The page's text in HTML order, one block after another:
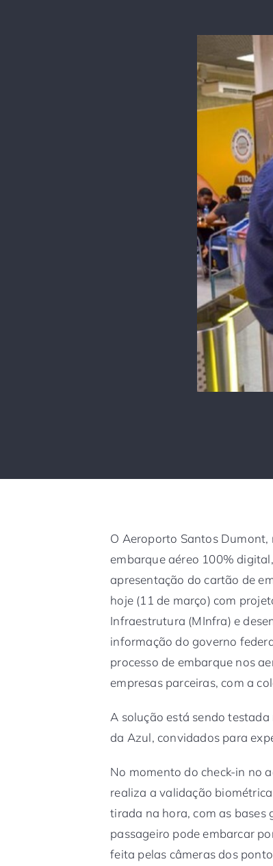
O Aeroporto Santos Dumont,
embarque aéreo 100%
apresentação do cartão de
hoje (11 de março) com
Infraestrutura (MInfra) e
informação do governo
processo de embarque nos
empresas parceiras, com a
A solução está sendo testada
da Azul, convidados para
No momento do check-in no
realiza a validação
tirada na hora, com as
passageiro pode embarcar
feita pelas câmeras dos